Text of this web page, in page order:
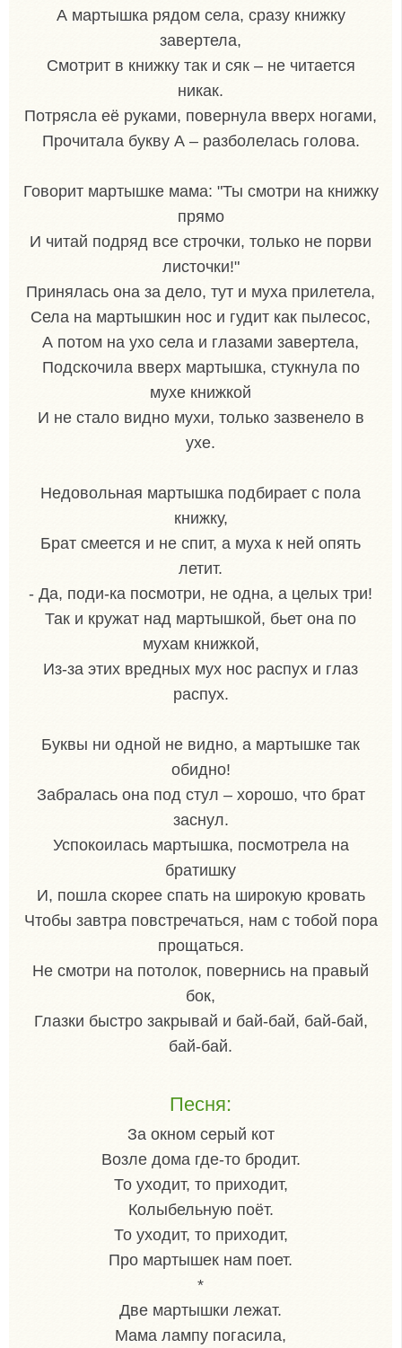
А мартышка рядом села, сразу книжку
завертела,
Смотрит в книжку так и сяк – не читается
никак.
Потрясла её руками, повернула вверх ногами,
Прочитала букву А – разболелась голова.
Говорит мартышке мама: "Ты смотри на книжку
прямо
И читай подряд все строчки, только не порви
листочки!"
Принялась она за дело, тут и муха прилетела,
Села на мартышкин нос и гудит как пылесос,
А потом на ухо села и глазами завертела,
Подскочила вверх мартышка, стукнула по
мухе книжкой
И не стало видно мухи, только зазвенело в
ухе.
Недовольная мартышка подбирает с пола
книжку,
Брат смеется и не спит, а муха к ней опять
летит.
- Да, поди-ка посмотри, не одна, а целых три!
Так и кружат над мартышкой, бьет она по
мухам книжкой,
Из-за этих вредных мух нос распух и глаз
распух.
Буквы ни одной не видно, а мартышке так
обидно!
Забралась она под стул – хорошо, что брат
заснул.
Успокоилась мартышка, посмотрела на
братишку
И, пошла скорее спать на широкую кровать
Чтобы завтра повстречаться, нам с тобой пора
прощаться.
Не смотри на потолок, повернись на правый
бок,
Глазки быстро закрывай и бай-бай, бай-бай,
бай-бай.
Песня:
За окном серый кот
Возле дома где-то бродит.
То уходит, то приходит,
Колыбельную поёт.
То уходит, то приходит,
Про мартышек нам поет.
*
Две мартышки лежат.
Мама лампу погасила,